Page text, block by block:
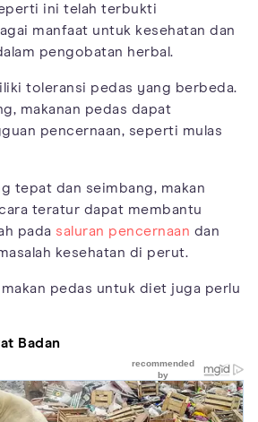
ini telah terbukti
manfaat untuk kesehatan dan
pengobatan herbal.
toleransi pedas yang berbeda.
makanan pedas dapat
pencernaan, seperti mulas
tepat dan seimbang, makan
teratur dapat membantu
pada saluran pencernaan dan
kesehatan di perut.
pedas untuk diet juga perlu
Badan